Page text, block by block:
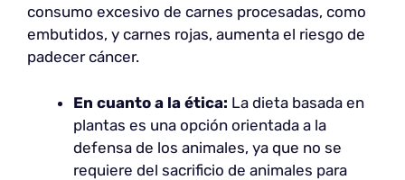
consumo excesivo de carnes procesadas, como
embutidos, y carnes rojas, aumenta el riesgo de
padecer cáncer.
En cuanto a la ética: La dieta basada en
plantas es una opción orientada a la
defensa de los animales, ya que no se
requiere del sacrificio de animales para